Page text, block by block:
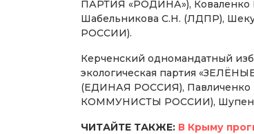
ПАРТИЯ «РОДИНА»),
Шабельникова С.Н. (ЛДПР),
РОССИИ).
Керченский одномандатный
экологическая партия
(ЕДИНАЯ РОССИЯ),
КОММУНИСТЫ РОССИИ),
ЧИТАЙТЕ ТАКЖЕ: В Крыму